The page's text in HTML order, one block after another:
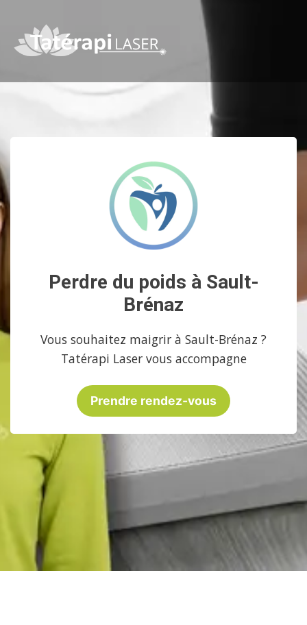
Perdre du poids à Sault-
Brénaz
Vous souhaitez maigrir à Sault-Brénaz ?
Tatérapi Laser vous accompagne
Prendre rendez-vous